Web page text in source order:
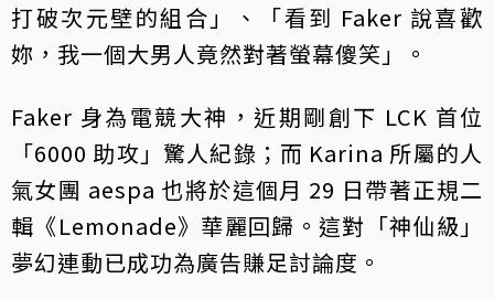
打破次元壁的組合」、「看到 Faker 說喜歡
妳，我一個大男人竟然對著螢幕傻笑」。
Faker 身為電競大神，近期剛創下 LCK 首位
「6000 助攻」驚人紀錄；而 Karina 所屬的人
氣女團 aespa 也將於這個月 29 日帶著正規二
輯《Lemonade》華麗回歸。這對「神仙級」
夢幻連動已成功為廣告賺足討論度。